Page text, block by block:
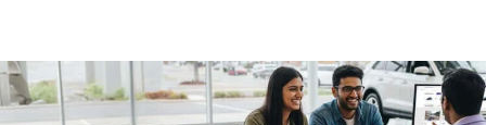
/fragments/plp-details